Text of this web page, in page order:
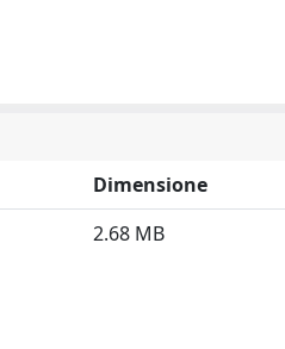
Dimensione
2.68 MB